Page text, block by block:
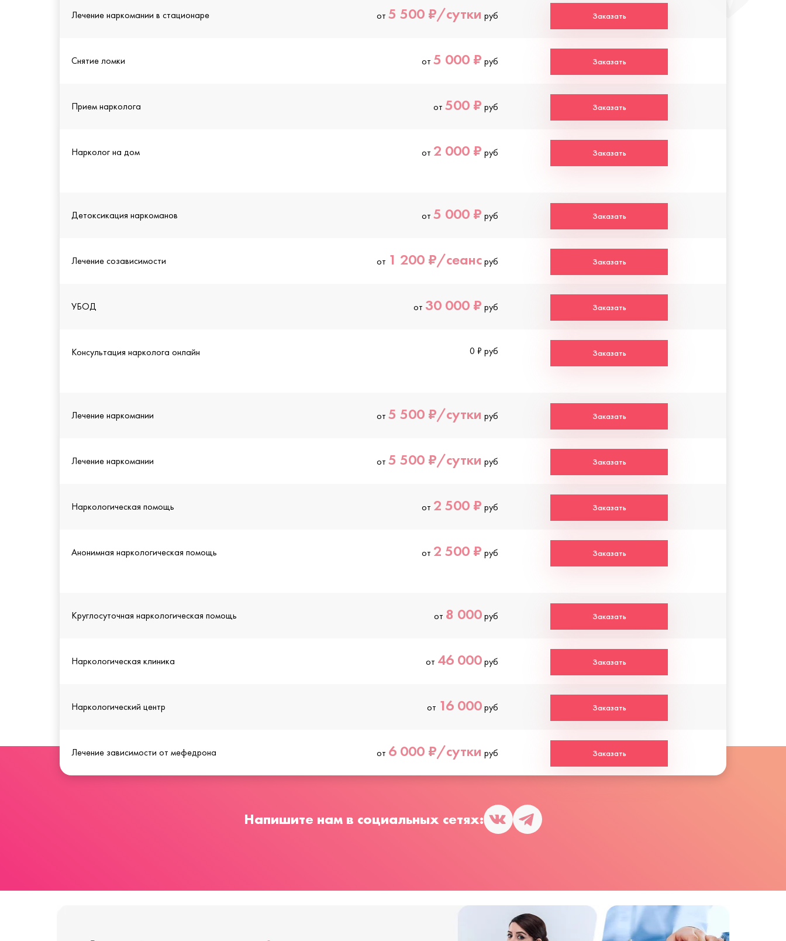
Лечение наркомании в стационаре от 5 500 ₽/сутки руб Заказать
Снятие ломки от 5 000 ₽ руб Заказать
Прием нарколога от 500 ₽ руб Заказать
Нарколог на дом от 2 000 ₽ руб Заказать
Детоксикация наркоманов от 5 000 ₽ руб Заказать
Лечение созависимости от 1 200 ₽/сеансруб Заказать
УБОД от 30 000 ₽ руб Заказать
Консультация нарколога онлайн 0 ₽ руб Заказать
Лечение наркомании от 5 500 ₽/сутки руб Заказать
Лечение наркомании от 5 500 ₽/сутки руб Заказать
Наркологическая помощь от 2 500 ₽ руб Заказать
Анонимная наркологическая помощь от 2 500 ₽ руб Заказать
Круглосуточная наркологическая помощь от 8 000руб Заказать
Наркологическая клиника от 46 000руб Заказать
Наркологический центр от 16 000руб Заказать
Лечение зависимости от мефедрона от 6 000 ₽/сутки руб Заказать
Напишите нам в социальных сетях: